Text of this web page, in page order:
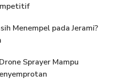
Menempel pada Jerami?
Sprayer Mampu